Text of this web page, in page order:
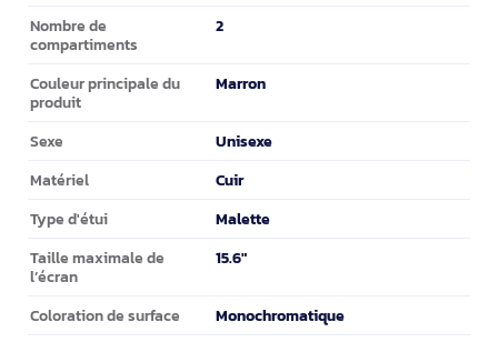
Nombre de
compartiments
2
Couleur principale du
produit
Marron
Sexe Unisexe
Matériel Cuir
Type d'étui Malette
Taille maximale de
l’écran
15.6"
Coloration de surface Monochromatique